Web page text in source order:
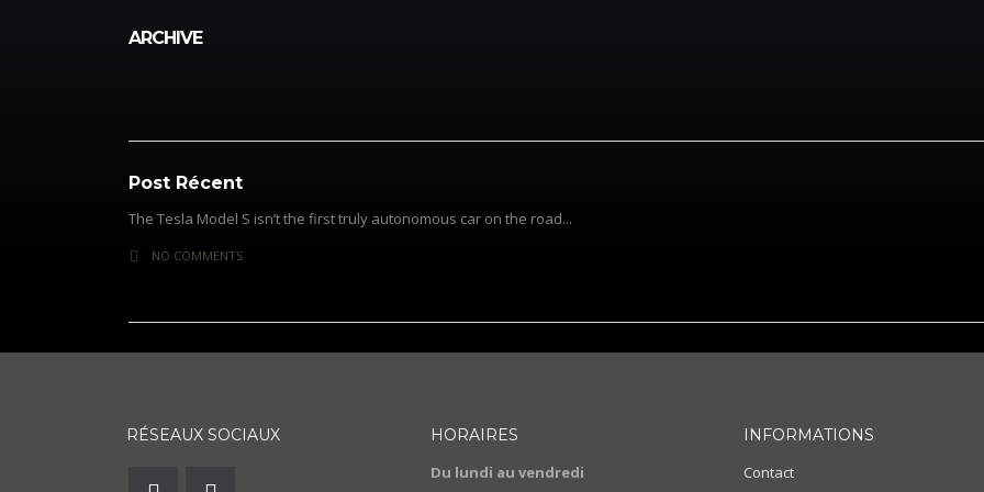
ARCHIVE
Post Récent
The Tesla Model S isn’t the first truly autonomous car on the road...
NO COMMENTS
RÉSEAUX SOCIAUX
HORAIRES
Du lundi au vendredi
INFORMATIONS
Contact